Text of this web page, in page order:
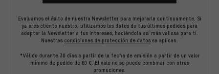
Evaluamos el éxito de nuestra Newsletter para mejorarla continuamente. Si
ya eres cliente nuestro, utilizamos los datos de tus últimos pedidos para
adaptar la Newsletter a tus intereses, haciéndola así más valiosa para ti.
Nuestras condiciones de protección de datos se aplican.
*Válido durante 30 días a partir de la fecha de emisión a partir de un valor
mínimo de pedido de 60 €. El vale no se puede combinar con otras
promociones.